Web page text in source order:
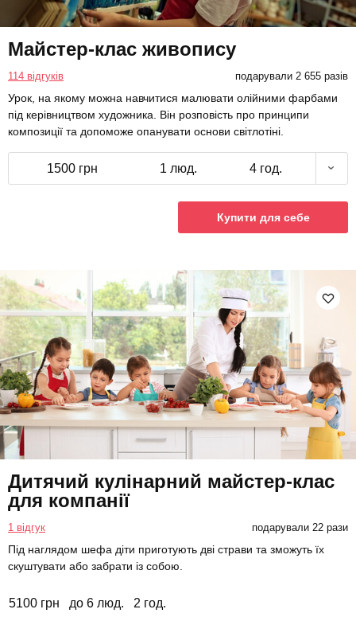
Майстер-клас живопису
114 відгуків подарували 2 655 разів
Урок, на якому можна навчитися малювати олійними фарбами
під керівництвом художника. Він розповість про принципи
композиції та допоможе опанувати основи світлотіні.
1500 грн 1 люд. 4 год.
Купити для себе
Дитячий кулінарний майстер-клас
для компанії
1 відгук подарували 22 рази
Під наглядом шефа діти приготують дві страви та зможуть їх
скуштувати або забрати із собою.
5100 грн до 6 люд. 2 год.